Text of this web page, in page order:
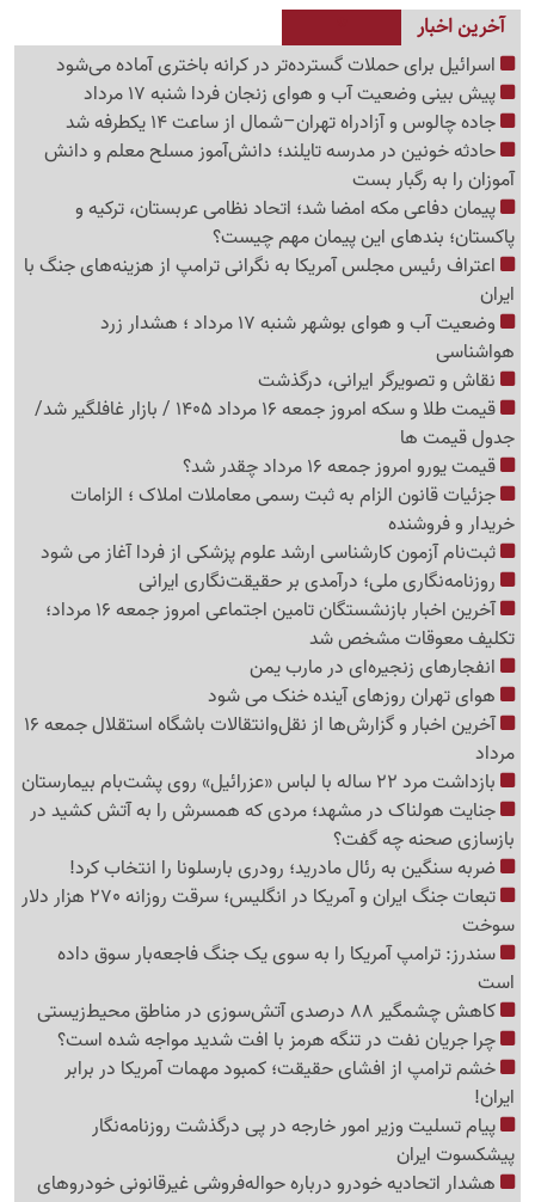
آخرین اخبار
اسرائیل برای حملات گسترده‌تر در کرانه باختری آماده می‌شود
پیش بینی وضعیت آب و هوای زنجان فردا شنبه 17 مرداد
جاده چالوس و آزادراه تهران–شمال از ساعت 14 یکطرفه شد
حادثه خونین در مدرسه تایلند؛ دانش‌آموز مسلح معلم و دانش
آموزان را به رگبار بست
پیمان دفاعی مکه امضا شد؛ اتحاد نظامی عربستان، ترکیه و
پاکستان؛ بندهای این پیمان مهم چیست؟
اعتراف رئیس مجلس آمریکا به نگرانی ترامپ از هزینه‌های جنگ با
ایران
وضعیت آب و هوای بوشهر شنبه 17 مرداد ؛ هشدار زرد
هواشناسی
نقاش و تصویرگر ایرانی، درگذشت
قیمت طلا و سکه امروز جمعه 16 مرداد 1405 / بازار غافلگیر شد/
جدول قیمت ها
قیمت یورو امروز جمعه 16 مرداد چقدر شد؟
جزئیات قانون الزام به ثبت رسمی معاملات املاک ؛ الزامات
خریدار و فروشنده
ثبت‌نام‌ آزمون کارشناسی ارشد علوم پزشکی از فردا آغاز می شود
روزنامه‌نگاری ملی؛ درآمدی بر حقیقت‌نگاری ایرانی
آخرین اخبار بازنشستگان تامین اجتماعی امروز جمعه 16 مرداد؛
تکلیف معوقات مشخص شد
انفجارهای زنجیره‌ای در مارب یمن
هوای تهران روزهای آینده خنک می شود
آخرین اخبار و گزارش‌ها از نقل‌وانتقالات باشگاه استقلال جمعه 16
مرداد
بازداشت مرد 22 ساله با لباس «عزرائیل» روی پشت‌بام بیمارستان
جنایت هولناک در مشهد؛ مردی که همسرش را به آتش کشید در
بازسازی صحنه چه گفت؟
ضربه سنگین به رئال مادرید؛ رودری بارسلونا را انتخاب کرد!
تبعات جنگ ایران و آمریکا در انگلیس؛ سرقت روزانه 270 هزار دلار
سوخت
سندرز: ترامپ آمریکا را به سوی یک جنگ فاجعه‌بار سوق داده
است
کاهش چشمگیر 88 درصدی آتش‌سوزی در مناطق محیط‌زیستی
چرا جریان نفت در تنگه هرمز با افت شدید مواجه شده است؟
خشم ترامپ از افشای حقیقت؛ کمبود مهمات آمریکا در برابر
ایران!
پیام تسلیت وزیر امور خارجه در پی درگذشت روزنامه‌نگار
پیشکسوت ایران
هشدار اتحادیه خودرو درباره حواله‌فروشی غیرقانونی خودروهای